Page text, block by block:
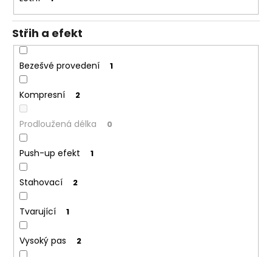
Střih a efekt
Bezešvé provedení 1
Kompresní 2
Prodloužená délka 0
Push-up efekt 1
Stahovací 2
Tvarující 1
Vysoký pas 2